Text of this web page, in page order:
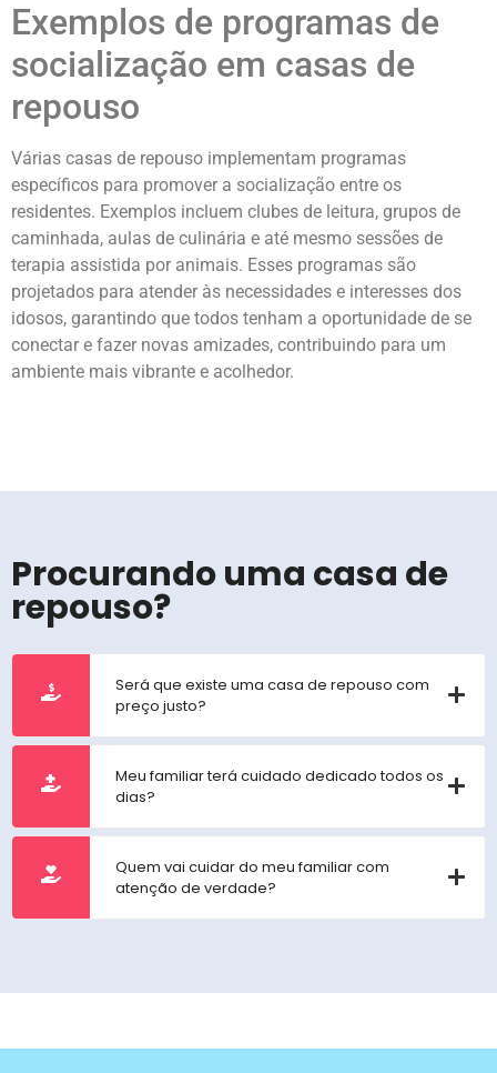
Exemplos de programas de
socialização em casas de
repouso
Várias casas de repouso implementam programas
específicos para promover a socialização entre os
residentes. Exemplos incluem clubes de leitura, grupos de
caminhada, aulas de culinária e até mesmo sessões de
terapia assistida por animais. Esses programas são
projetados para atender às necessidades e interesses dos
idosos, garantindo que todos tenham a oportunidade de se
conectar e fazer novas amizades, contribuindo para um
ambiente mais vibrante e acolhedor.
Procurando uma casa de
repouso?
Será que existe uma casa de repouso com
preço justo?
Meu familiar terá cuidado dedicado todos os
dias?
Quem vai cuidar do meu familiar com
atenção de verdade?